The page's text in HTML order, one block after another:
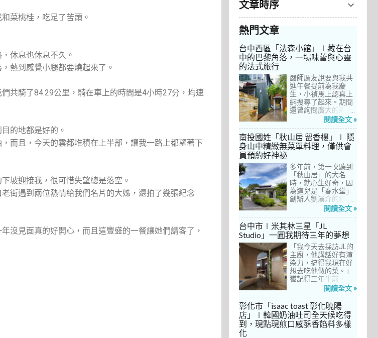
菜桃桂，吃足了苦頭。
休息也休息不久。
熱到感覺小腿都要燒起來了。
共騎了84.29公里，騎在車上的時間是4小時27分，均速
的地都是好的。
而且，今天的雲都堆積在上半部，讓我一路上都望著下
坡迎接我，很可惜失望總是落空。
街遇到兩位熱情給我們名片的大姊，還拍了幾張紀念
沒見面真的好開心，而且這豐盛的一餐讓她們請客了，
文章時序
熱門文章
台中西區「法森小館」∣藏在台
中的巴黎角落，一場味蕾與心靈
的法式旅行
嚴師厲友說要與我共
進午餐提前為我慶
生，小禎馬上認真上
網搜尋了起來。期間
還曾詢問廣大的親友
們有沒有推薦的餐
阿姨及桄甄老師誠懇
給我建議，其他都是
一堆來亂的！哈～ 從
宮」到台中的
「澀」，再比較了幾
間價位較親民的牛排
餐廳……，最終，小禎
選定了阿姨及表弟剛
去吃過的「法森小
館」，理由很簡單：
歐法套餐1680元起的
價位可以接受，而且
不是無菜單料理，從
開胃菜、湯品、主
菜、甜點等，通通可
以選自己喜歡的，小
禎覺得能夠自由搭配
很讚！而且「法森小
館」是台中老字號的
不斷，能夠屹立不搖
這麼多年，一定有它
的道理在呀！
閱讀全文 »
南投國姓「秋山居 留香樓」∣ 隱
身山中精緻無菜單料理，僅供會
員預約好神祕
多年前，第一次聽到
「秋山居」的大名
時，就心生好奇，因
為這兒是「春水堂」
創辦人劉漢介的私人
招待所，只對會員開
自從十多年前搬回彰
化之後，小禎才開始
上春水堂吃飯、喝
茶，有一度還把春水
堂當麵店在吃，每週
到台中上課時，總忍
不住奔入春水堂，點
上一碗「XO醬拌麵」
搭配一杯茶飲，後來
也嘗試過其他茶點，
對春水堂的餐飲很有
信心。因此，一得知
秋山居是春水堂創辦
人開設的，感覺就是
閱讀全文 »
台中市∣米其林三星「JL
Studio」一圓我期待三年的夢想
「我今天去採訪JL的
主廚，他講話好有渲
染力，搞得我現在好
想去吃他做的菜。」
猶記得三年半前，當
米其林評鑑要來台中
做了一次得獎預測，
於是我因為工作踏入
JL Studio，當天回家
之後，我就迫不及待
閱讀全文 »
彰化市「isaac toast 彰化曉陽
店」∣韓國奶油吐司全天候吃得
到，現點現煎口感酥香餡料多樣
化